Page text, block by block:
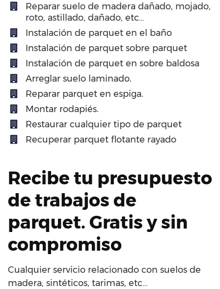
Reparar suelo de madera dañado, mojado,
roto, astillado, dañado, etc…
Instalación de parquet en el baño
Instalación de parquet sobre parquet
Instalación de parquet en sobre baldosa
Arreglar suelo laminado.
Reparar parquet en espiga.
Montar rodapiés.
Restaurar cualquier tipo de parquet
Recuperar parquet flotante rayado
Recibe tu presupuesto
de trabajos de
parquet. Gratis y sin
compromiso
Cualquier servicio relacionado con suelos de
madera, sintéticos, tarimas, etc…